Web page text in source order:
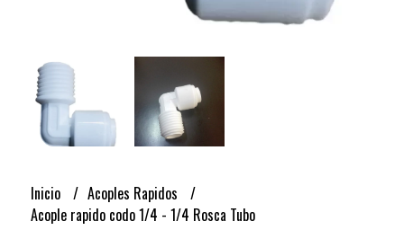
Inicio
Acoples Rapidos
Acople rapido codo 1/4 - 1/4 Rosca Tubo